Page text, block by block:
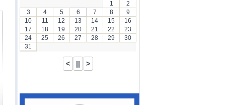
1
2
3
4 5 6 7 8
9
10
11 12 13 14 15
16
17
18 19 20 21 22
23
24
25 26 27 28 29
30
31